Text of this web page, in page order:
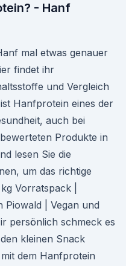
- Hanf
mal etwas genauer
findet ihr
und Vergleich
Hanfprotein eines der
auch bei
Produkte in
lesen Sie die
um das richtige
Vorratspack |
Piowald | Vegan und
persönlich schmeck es
kleinen Snack
dem Hanfprotein